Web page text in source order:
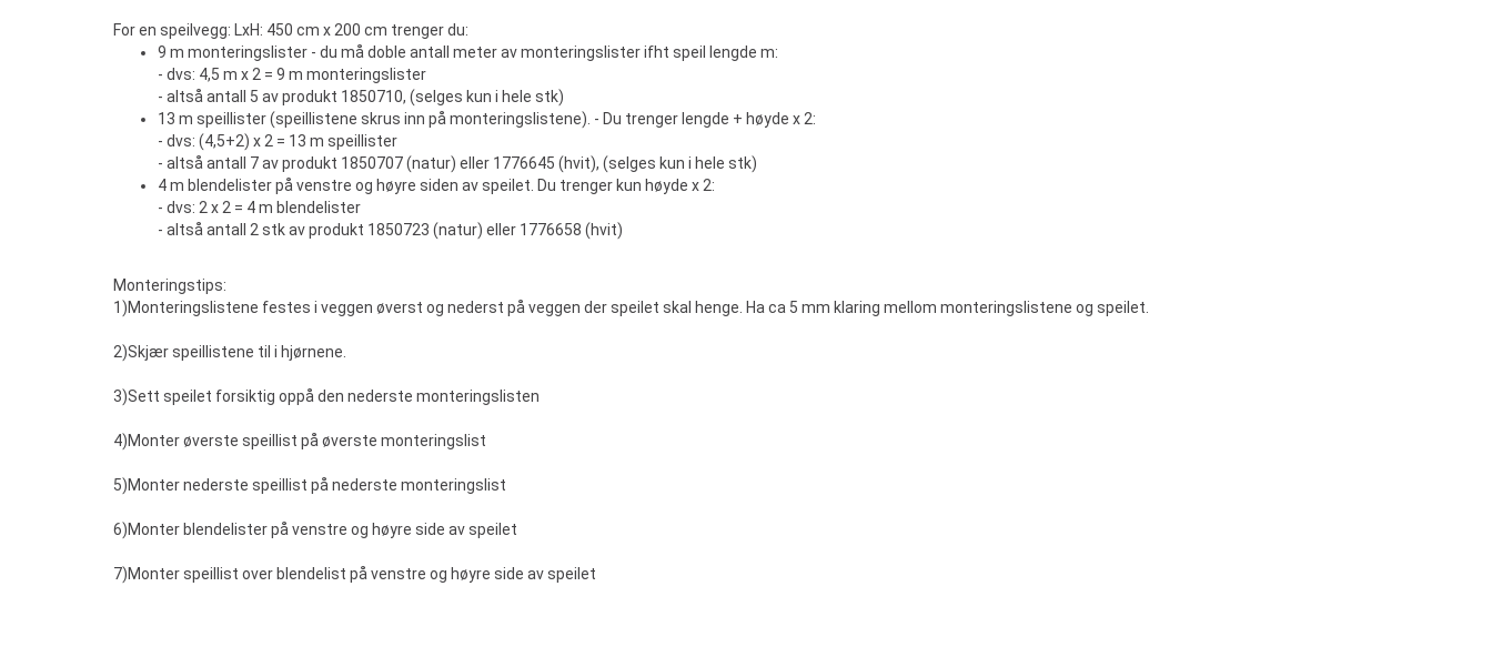
For en speilvegg: LxH: 450 cm x 200 cm trenger du:
9 m monteringslister - du må doble antall meter av monteringslister ifht speil lengde m:
- dvs: 4,5 m x 2 = 9 m monteringslister
- altså antall 5 av produkt 1850710, (selges kun i hele stk)
13 m speillister (speillistene skrus inn på monteringslistene). - Du trenger lengde + høyde x 2:
- dvs: (4,5+2) x 2 = 13 m speillister
- altså antall 7 av produkt 1850707 (natur) eller 1776645 (hvit), (selges kun i hele stk)
4 m blendelister på venstre og høyre siden av speilet. Du trenger kun høyde x 2:
- dvs: 2 x 2 = 4 m blendelister
- altså antall 2 stk av produkt 1850723 (natur) eller 1776658 (hvit)
Monteringstips:
1)Monteringslistene festes i veggen øverst og nederst på veggen der speilet skal henge. Ha ca 5 mm klaring mellom monteringslistene og speilet.
2)Skjær speillistene til i hjørnene.
3)Sett speilet forsiktig oppå den nederste monteringslisten
4)Monter øverste speillist på øverste monteringslist
5)Monter nederste speillist på nederste monteringslist
6)Monter blendelister på venstre og høyre side av speilet
7)Monter speillist over blendelist på venstre og høyre side av speilet